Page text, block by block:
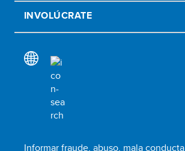
INVOLÚCRATE
Informar fraude, abuso, mala conducta